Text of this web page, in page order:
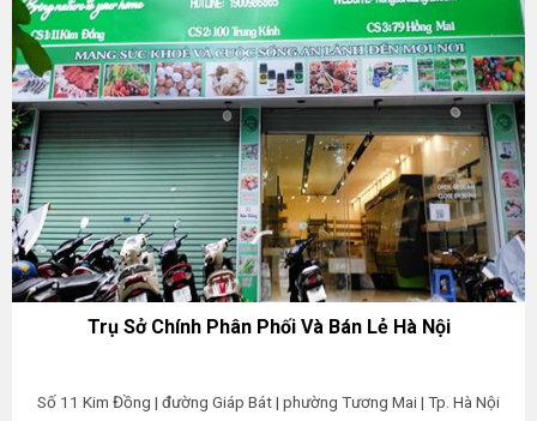
Trụ Sở Chính Phân Phối Và Bán Lẻ Hà Nội
Số 11 Kim Đồng | đường Giáp Bát | phường Tương Mai | Tp. Hà Nội